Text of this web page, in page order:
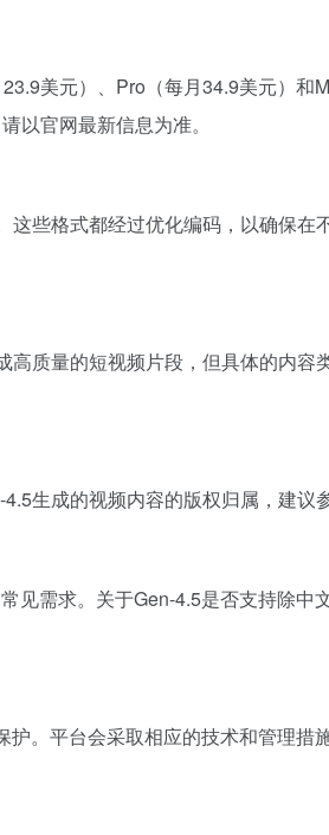
美元）、Pro（每月34.9美元）
以官网最新信息为准。
些格式都经过优化编码，以确保
质量的短视频片段，但具体的内
生成的视频内容的版权归属，建议
见需求。关于Gen-4.5是否支持除
。平台会采取相应的技术和管理